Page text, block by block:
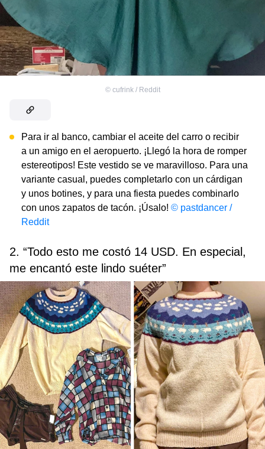
© cufrink / Reddit
Para ir al banco, cambiar el aceite del carro o recibir
a un amigo en el aeropuerto. ¡Llegó la hora de romper
estereotipos! Este vestido se ve maravilloso. Para una
variante casual, puedes completarlo con un cárdigan
y unos botines, y para una fiesta puedes combinarlo
con unos zapatos de tacón. ¡Úsalo! © pastdancer /
Reddit
2. “Todo esto me costó 14 USD. En especial,
me encantó este lindo suéter”